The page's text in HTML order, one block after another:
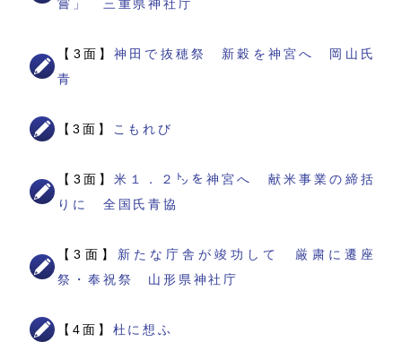
嘗」 三重県神社庁
【3面】神田で抜穂祭 新穀を神宮へ 岡山氏
青
【3面】 こもれび
【3面】米１．２㌧を神宮へ 献米事業の締括
りに 全国氏青協
【3面】 新たな庁舎が竣功して 厳粛に遷座
祭・奉祝祭 山形県神社庁
【4面】 杜に想ふ